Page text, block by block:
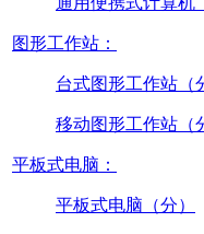
图形工作站：
台式图形工作站（
移动图形工作站（
平板式电脑：
平板式电脑（分）